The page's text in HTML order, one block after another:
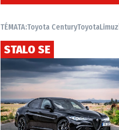
TÉMATA:Toyota CenturyToyota
STALO SE